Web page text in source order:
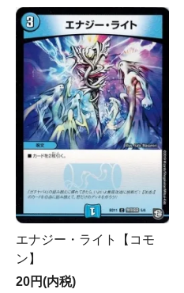
エナジー・ライト【コモ
ン】
20円(内税)